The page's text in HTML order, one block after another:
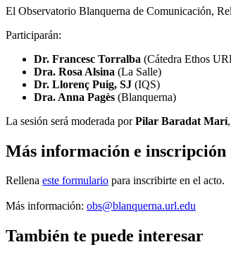
El Observatorio Blanquerna de Comunicación,
Participarán:
Dr. Francesc Torralba (Cátedra Ethos
Dra. Rosa Alsina (La Salle)
Dr. Llorenç Puig, SJ (IQS)
Dra. Anna Pagès (Blanquerna)
La sesión será moderada porPilar Baradat Marí
Más información e inscripción
Rellena este formulario para inscribirte en el acto.
Más información: obs@blanquerna.url.edu
También te puede interesar